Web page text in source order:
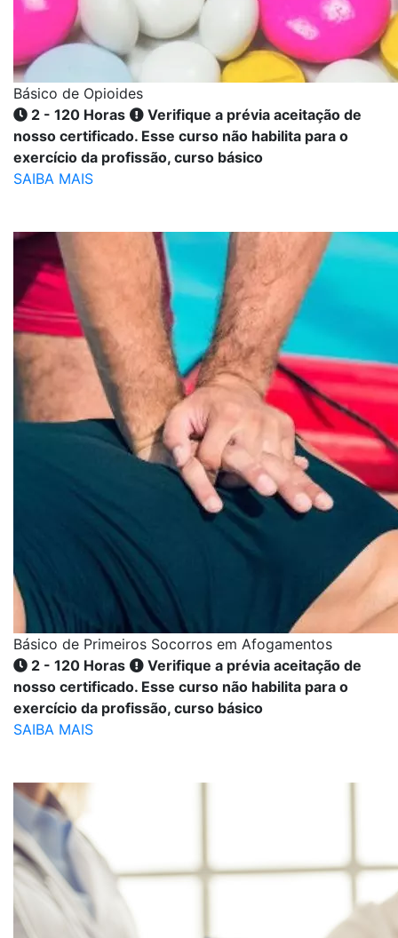
Básico de Opioides
2 - 120 Horas
Verifique a prévia aceitação de
nosso certificado. Esse curso não habilita para o
exercício da profissão, curso básico
SAIBA MAIS
Básico de Primeiros Socorros em Afogamentos
2 - 120 Horas
Verifique a prévia aceitação de
nosso certificado. Esse curso não habilita para o
exercício da profissão, curso básico
SAIBA MAIS